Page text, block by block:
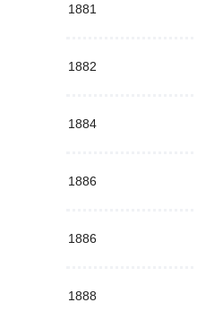
1881
1882
1884
1886
1886
1888